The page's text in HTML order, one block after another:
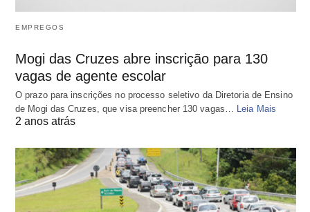
EMPREGOS
Mogi das Cruzes abre inscrição para 130
vagas de agente escolar
O prazo para inscrições no processo seletivo da Diretoria de Ensino
de Mogi das Cruzes, que visa preencher 130 vagas… Leia Mais
2 anos atrás